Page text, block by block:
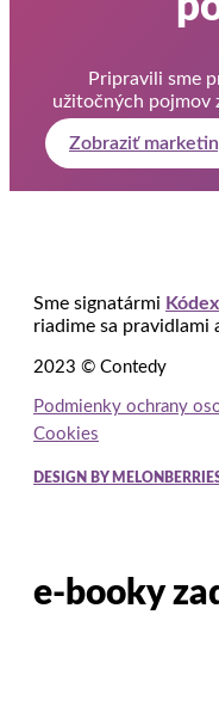
Pripravili sme
užitočných pojmov
Zobraziť
Sme signatármi
riadime sa pravidlami
2023 © Contedy
Podmienky ochrany
Cookies
DESIGN BY
e-booky